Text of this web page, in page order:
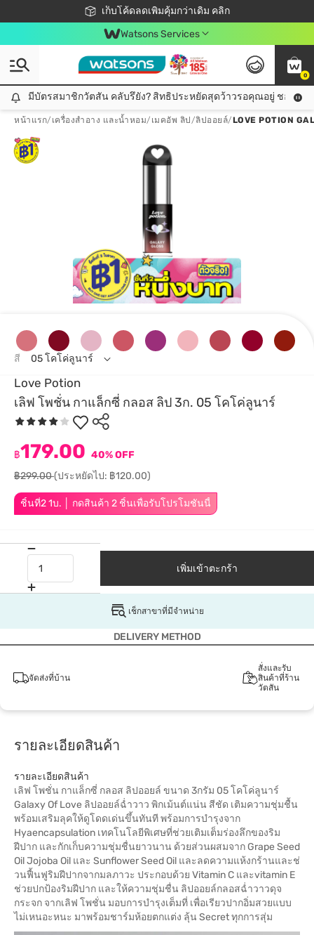
เก็บโค้ดลดเพิ่มคุ้มกว่าเดิม คลิก
ชอปออนไลน์ครั้งแรก ลดเพิ่มจุก ๆ 10%! 🎉
📦ส่งฟรี! เมื่อชอป 499฿
สมาชิกวัตสัน คลับดียังไง?
Watsons Services
0
มีบัตรสมาชิกวัตสัน คลับรึยัง? สิทธิประหยัดสุดว้าวรอคุณอยู่ ชอปคุ้มกว่าเดิม คลิก!
มีบัตรสมาชิกวัตสัน คลับรึยัง? สิทธิประหยัดสุดว้าวรอคุณอยู่ ชอปคุ้มก
หน้าแรก/ เครื่องสำอาง และน้ำหอม/ เมคอัพ ลิป /ลิปออยล์/LOVE POTION
Love Potion
เลิฟ โพชั่น กาแล็กซี่ กลอส ลิป 3ก. 05 โคโค่ลูนาร์
ชิ้นที่2 1บ. │ กดสินค้า 2 ชิ้นเพื่อรับโปรโมชันนี้
฿179.00 40% OFF
฿299.00(ประหยัดไป: ฿120.00)
สี 05 โคโค่ลูนาร์
เพิ่มเข้าตะกร้า
เช็กสาขาที่มีจำหน่าย
DELIVERY METHOD
จัดส่งที่บ้าน
สั่งและรับ
สินค้าที่ร้าน
วัตสัน
รายละเอียดสินค้า
รายละเอียดสินค้า
เลิฟ โพชั่น กาแล็กซี่ กลอส ลิปออยล์ ขนาด 3กรัม 05 โคโค่ลูนาร์
Galaxy Of Love ลิปออยล์ฉ่ำวาว พิกเม้นต์แน่น สีชัด เติมความชุ่มชื้น
พร้อมเสริมลุคให้ดูโดดเด่นขึ้นทันที พร้อมการบำรุงจาก
Hyaencapsulation เทคโนโลยีพิเศษที่ช่วยเติมเต็มร่องลึกของริม
ฝีปาก และกักเก็บความชุ่มชื่นยาวนาน ด้วยส่วนผสมจาก Grape Seed
Oil Jojoba Oil และ Sunflower Seed Oil และลดความแห้งกร้านและช่
วนฟื้นฟูริมฝีปากจากมลภาวะ ประกอบด้วย Vitamin C และvitamin E
ช่วยปกป้องริมฝีปาก และให้ความชุ่มชื่น ลิปออยล์กลอสฉ่ำวาวดุจ
กระจก จากเลิฟ โพชั่น มอบการบำรุงเต็มที่ เพื่อเรียวปากอิ่มสวยแบบ
ไม่เหนอะหนะ มาพร้อมชาร์มห้อยตกแต่ง ลุ้น Secret ทุกการสุ่ม